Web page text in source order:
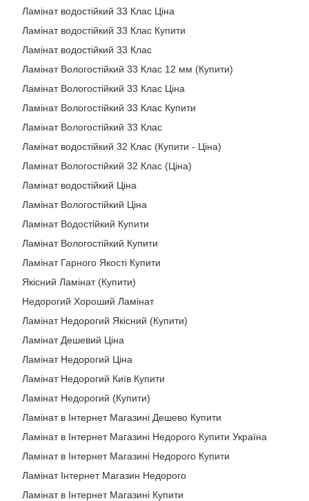
Ламінат водостійкий 33 Клас Ціна
Ламінат водостійкий 33 Клас Купити
Ламінат водостійкий 33 Клас
Ламінат Вологостійкий 33 Клас 12 мм (Купити)
Ламінат Вологостійкий 33 Клас Ціна
Ламінат Вологостійкий 33 Клас Купити
Ламінат Вологостійкий 33 Клас
Ламінат водостійкий 32 Клас (Купити - Ціна)
Ламінат Вологостійкий 32 Клас (Ціна)
Ламінат водостійкий Ціна
Ламінат Вологостійкий Ціна
Ламінат Водостійкий Купити
Ламінат Вологостійкий Купити
Ламінат Гарного Якості Купити
Якісний Ламінат (Купити)
Недорогий Хороший Ламінат
Ламінат Недорогий Якісний (Купити)
Ламінат Дешевий Ціна
Ламінат Недорогий Ціна
Ламінат Недорогий Київ Купити
Ламінат Недорогий (Купити)
Ламінат в Інтернет Магазині Дешево Купити
Ламінат в Інтернет Магазині Недорого Купити Україна
Ламінат в Інтернет Магазині Недорого Купити
Ламінат Інтернет Магазин Недорого
Ламінат в Інтернет Магазині Купити